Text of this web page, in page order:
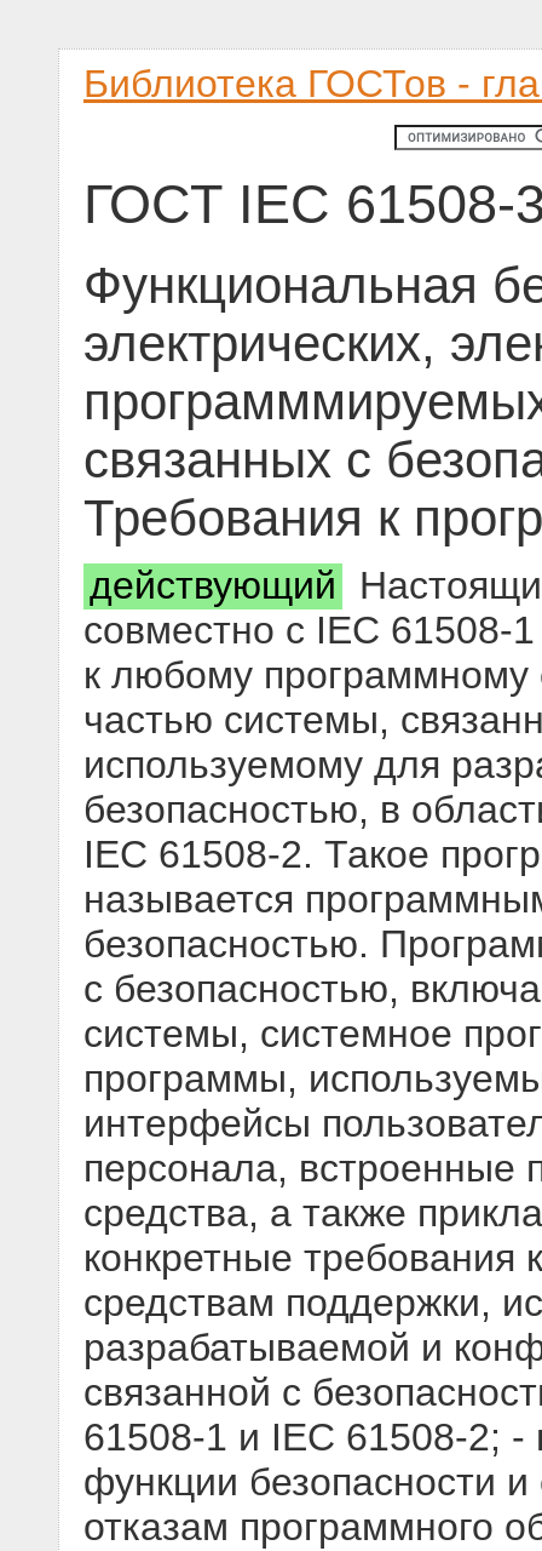
Библиотека ГОСТов -
ГОСТ IEC 61508-
Функциональная
электрических,
связанных с
Требования к
действующий
совместно с IEC 61508-
к любому
частью системы,
используемому для
безопасностью, в
IEC 61508-2. Такое
называется
безопасностью.
с безопасностью,
системы, системное
программы,
интерфейсы
персонала, встроенные
средства, а также
конкретные требования
средствам поддержки,
разрабатываемой и
связанной с
61508-1 и IEC 61508-2; -
функции безопасности и
отказам программного